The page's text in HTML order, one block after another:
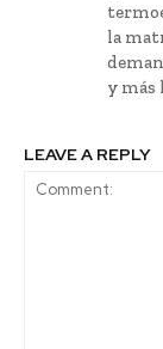
la
y más
LEAVE A REPLY